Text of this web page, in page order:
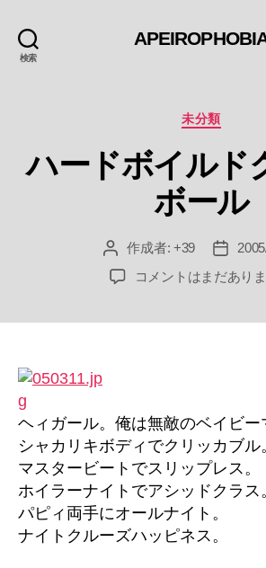
検索
カ
ゴ
リ
ー
未分類
ハードボイルド
ボール
投
稿
者
作成者: +39
投
稿
日
ハ
ク
ラ
ッ
ク
ボ
ー
ル
コメントはまだあり
ヘィガール。俺は無敵のベイビー
シャカリキボディでクリッカブル
マスタービートでスリップレス。
ホイラーナイトでアシッドクラス
パピィ両手にオールナイト。
ナイトクルーズハッピネス。